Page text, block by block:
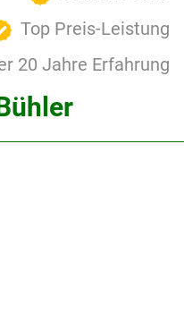
Top Preis-Leistung
20 Jahre Erfahrung